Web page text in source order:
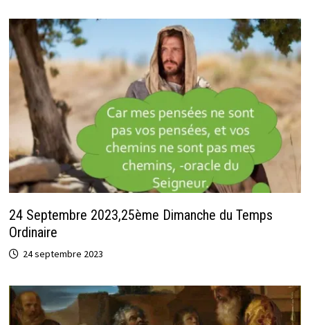
24 Septembre 2023,25ème Dimanche du Temps
Ordinaire
24 septembre 2023